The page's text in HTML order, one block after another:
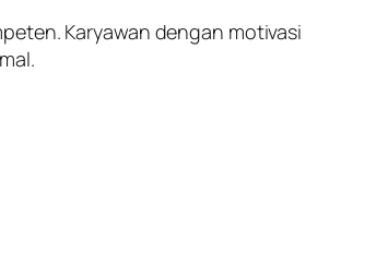
Karyawan dengan motivasi